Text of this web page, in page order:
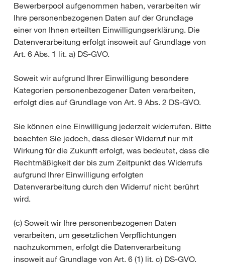
Bewerberpool aufgenommen haben, verarbeiten wir
Ihre personenbezogenen Daten auf der Grundlage
einer von Ihnen erteilten Einwilligungserklärung. Die
Datenverarbeitung erfolgt insoweit auf Grundlage von
Art. 6 Abs. 1 lit. a) DS-GVO.
Soweit wir aufgrund Ihrer Einwilligung besondere
Kategorien personenbezogener Daten verarbeiten,
erfolgt dies auf Grundlage von Art. 9 Abs. 2 DS-GVO.
Sie können eine Einwilligung jederzeit widerrufen. Bitte
beachten Sie jedoch, dass dieser Widerruf nur mit
Wirkung für die Zukunft erfolgt, was bedeutet, dass die
Rechtmäßigkeit der bis zum Zeitpunkt des Widerrufs
aufgrund Ihrer Einwilligung erfolgten
Datenverarbeitung durch den Widerruf nicht berührt
wird.
(c) Soweit wir Ihre personenbezogenen Daten
verarbeiten, um gesetzlichen Verpflichtungen
nachzukommen, erfolgt die Datenverarbeitung
insoweit auf Grundlage von Art. 6 (1) lit. c) DS-GVO.